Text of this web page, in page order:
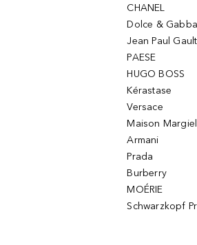
CHANEL
Dolce &
Jean Paul
PAESE
HUGO BOSS
Kérastase
Versace
Maison
Armani
Prada
Burberry
MOÉRIE
Schwarzkopf